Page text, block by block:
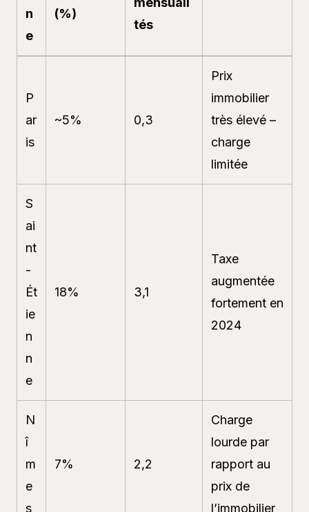
n
e
(%)
tés
P
ar
is
~5% 0,3
Prix
immobilier
très élevé –
charge
limitée
S
ai
nt
-
Ét
ie
n
n
e
18% 3,1
Taxe
augmentée
fortement en
2024
N
î
m
e
s
7% 2,2
Charge
lourde par
rapport au
prix de
l’immobilier